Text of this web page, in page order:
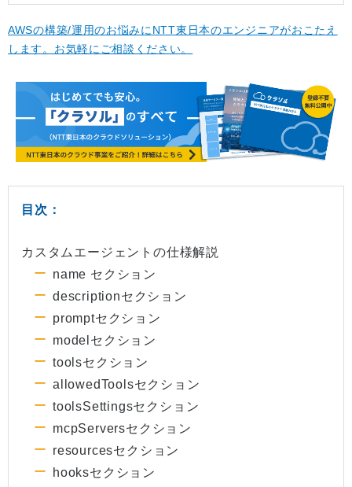
AWSの構築/運用のお悩みにNTT東日本のエンジニアがおこたえ
します。お気軽にご相談ください。
目次：
カスタムエージェントの仕様解説
name セクション
descriptionセクション
promptセクション
modelセクション
toolsセクション
allowedToolsセクション
toolsSettingsセクション
mcpServersセクション
resourcesセクション
hooksセクション